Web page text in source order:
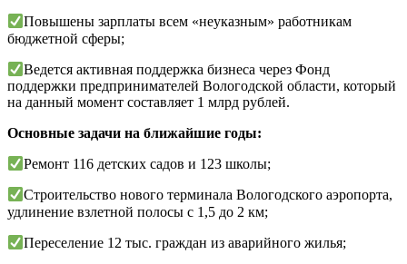
Повышены зарплаты всем «неуказным» работникам
бюджетной сферы;
Ведется активная поддержка бизнеса через Фонд
поддержки предпринимателей Вологодской области, который
на данный момент составляет 1 млрд рублей.
Основные задачи на ближайшие годы:
Ремонт 116 детских садов и 123 школы;
Строительство нового терминала Вологодского аэропорта,
удлинение взлетной полосы с 1,5 до 2 км;
Переселение 12 тыс. граждан из аварийного жилья;